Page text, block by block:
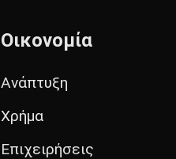
Οικονομία
Ανάπτυξη
Χρήμα
Επιχειρήσεις